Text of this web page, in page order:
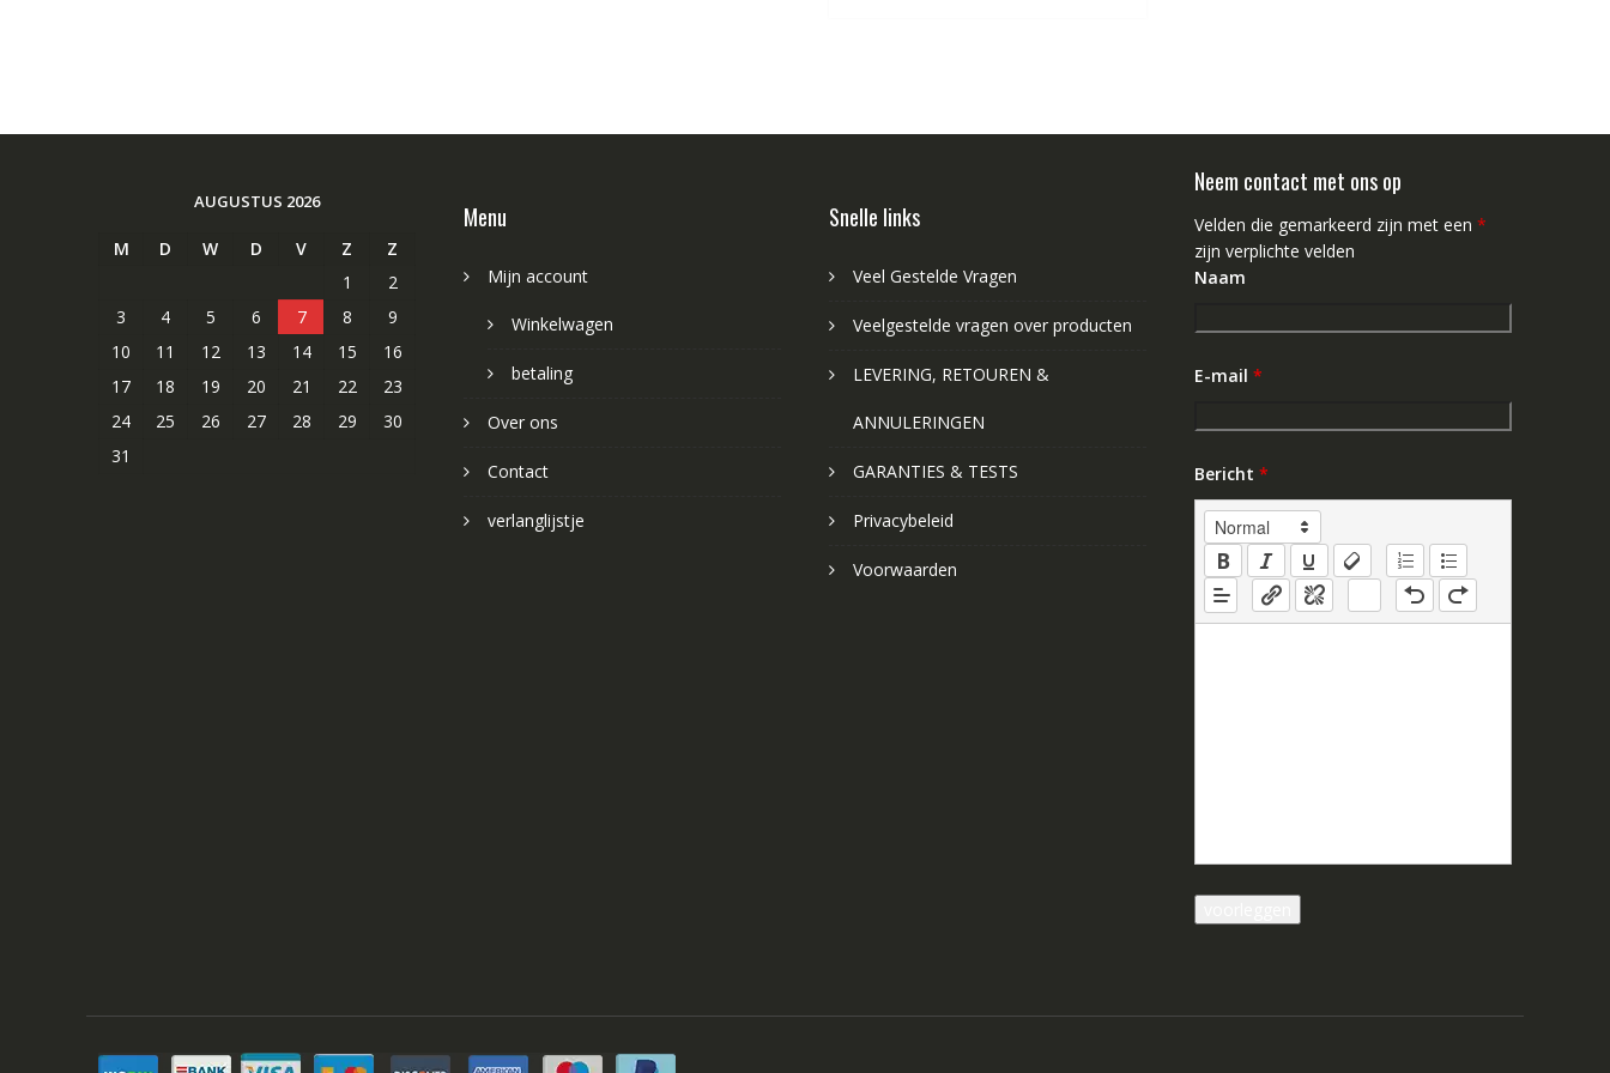
AUGUSTUS 2026
M D W D V Z
Z
1
2
3
4 5 6 7 8
9
10
11 12 13 14 15
16
17
18 19 20 21 22
23
24
25 26 27 28 29
30
31
Menu
Mijn account
Winkelwagen
betaling
Over ons
Contact
verlanglijstje
Snelle links
Veel Gestelde Vragen
Veelgestelde vragen over producten
LEVERING, RETOUREN &
ANNULERINGEN
GARANTIES & TESTS
Privacybeleid
Voorwaarden
Neem contact met ons op
Velden die gemarkeerd zijn met een *
zijn verplichte velden
Naam
E-mail *
Bericht *